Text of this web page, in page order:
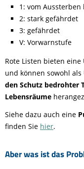
1: vom
2: stark gefährdet
3: gefährdet
V: Vorwarnstufe
Rote Listen bieten
und können sowohl
den Schutz bedrohter
Lebensräume
Siehe dazu auch eine
finden Sie hier.
Aber was ist das